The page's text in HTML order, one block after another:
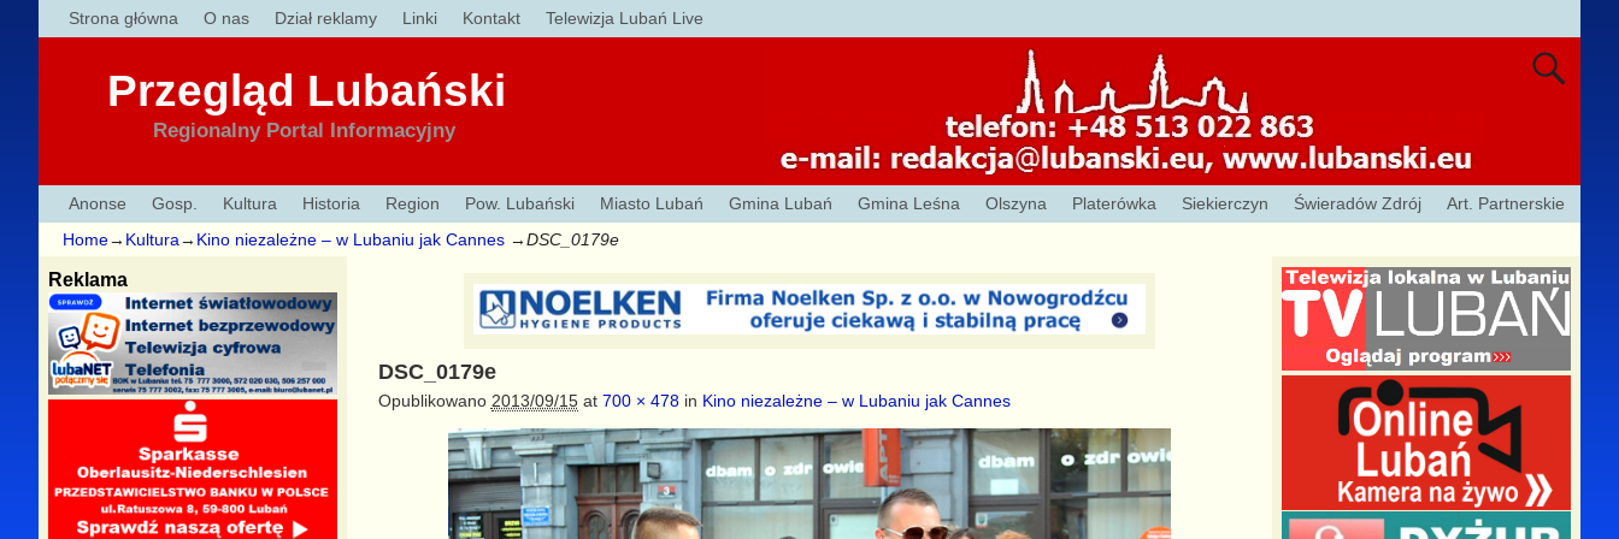
Strona główna O nas Dział reklamy Linki Kontakt Telewizja Lubań Live
Przegląd Lubański
Regionalny Portal Informacyjny
Anonse Gosp. Kultura Historia Region Pow. Lubański Miasto Lubań Gmina Lubań Gmina Leśna Olszyna Platerówka Siekierczyn Świeradów Zdrój
Art. Partnerskie
Home→ Kultura→ Kino niezależne – w Lubaniu jak Cannes →DSC_0179e
DSC_0179e
Opublikowano 2013/09/15at 700 × 478in Kino niezależne – w Lubaniu jak Cannes
Reklama